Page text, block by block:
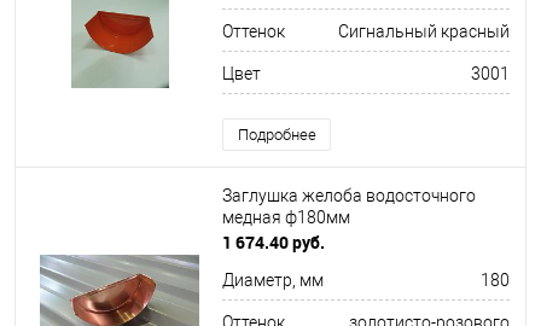
Оттенок Сигнальный красный
Цвет 3001
Подробнее
Заглушка желоба водосточного
медная ф180мм
1 674.40 руб.
Диаметр, мм 180